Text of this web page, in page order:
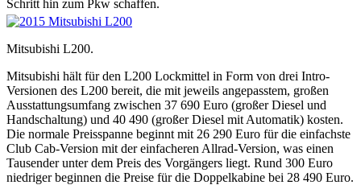
Schritt hin zum Pkw schaffen.
Mitsubishi L200.
Mitsubishi hält für den L200 Lockmittel in Form von drei Intro-
Versionen des L200 bereit, die mit jeweils angepasstem, großen
Ausstattungsumfang zwischen 37 690 Euro (großer Diesel und
Handschaltung) und 40 490 (großer Diesel mit Automatik) kosten.
Die normale Preisspanne beginnt mit 26 290 Euro für die einfachste
Club Cab-Version mit der einfacheren Allrad-Version, was einen
Tausender unter dem Preis des Vorgängers liegt. Rund 300 Euro
niedriger beginnen die Preise für die Doppelkabine bei 28 490 Euro.